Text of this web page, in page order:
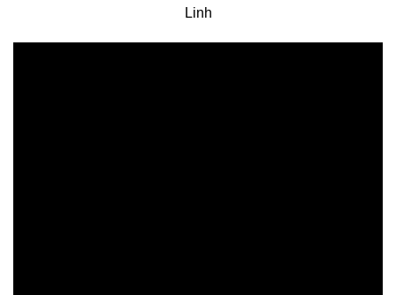
Linh